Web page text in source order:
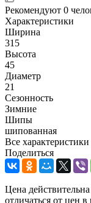
Рекомендуют 0
Характеристики
Ширина
315
Высота
45
Диаметр
21
Сезонность
Зимние
Шипы
шипованная
Все характеристики
Поделиться
Цена
отличаться от цен